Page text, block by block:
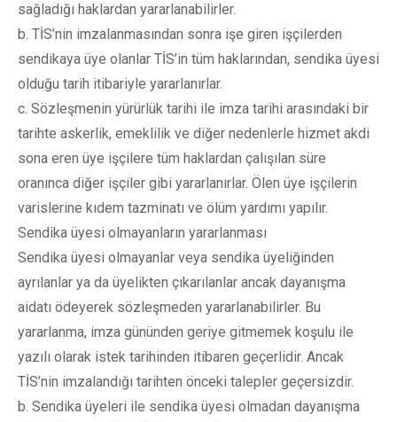
sağladığı haklardan yararlanabilirler.
b. TİS’nin imzalanmasından sonra işe giren işçilerden
sendikaya üye olanlar TİS’in tüm haklarından, sendika üyesi
olduğu tarih itibariyle yararlanırlar.
c. Sözleşmenin yürürlük tarihi ile imza tarihi arasındaki bir
tarihte askerlik, emeklilik ve diğer nedenlerle hizmet akdi
sona eren üye işçilere tüm haklardan çalışılan süre
oranınca diğer işçiler gibi yararlanırlar. Ölen üye işçilerin
varislerine kıdem tazminatı ve ölüm yardımı yapılır.
Sendika üyesi olmayanların yararlanması
Sendika üyesi olmayanlar veya sendika üyeliğinden
ayrılanlar ya da üyelikten çıkarılanlar ancak dayanışma
aidatı ödeyerek sözleşmeden yararlanabilirler. Bu
yararlanma, imza gününden geriye gitmemek koşulu ile
yazılı olarak istek tarihinden itibaren geçerlidir. Ancak
TİS’nin imzalandığı tarihten önceki talepler geçersizdir.
b. Sendika üyeleri ile sendika üyesi olmadan dayanışma